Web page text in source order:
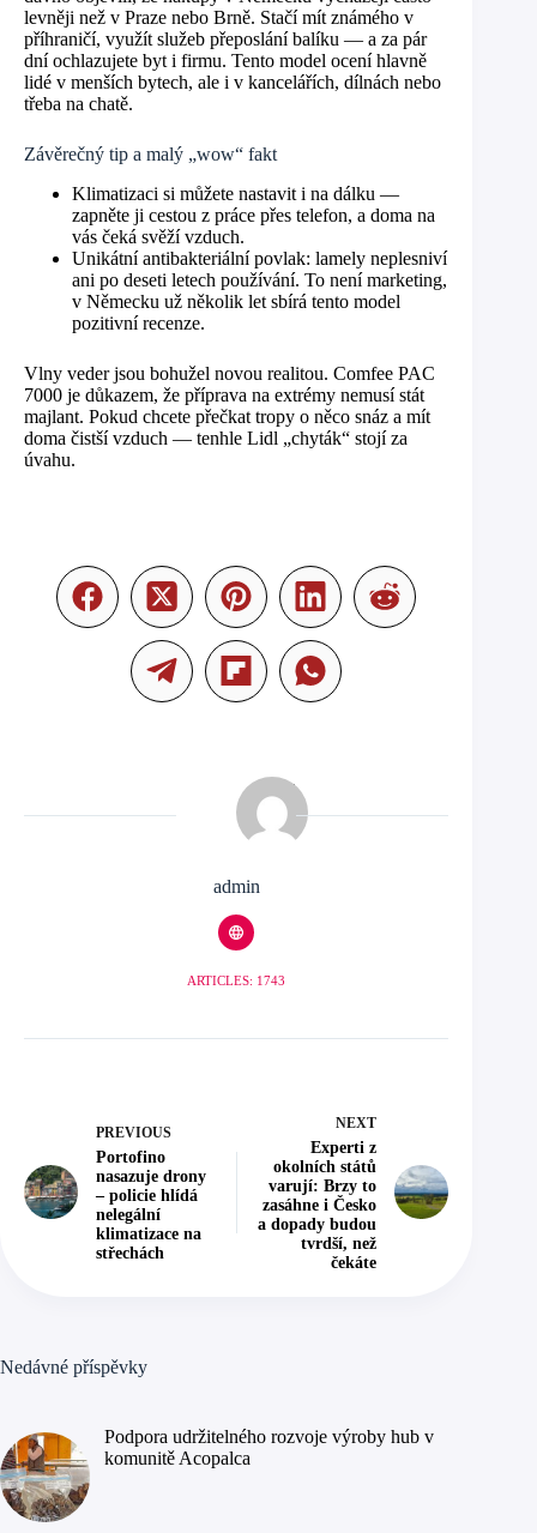
levněji než v Praze nebo Brně. Stačí mít známého v
příhraničí, využít služeb přeposlání balíku — a za pár
dní ochlazujete byt i firmu. Tento model ocení hlavně
lidé v menších bytech, ale i v kancelářích, dílnách nebo
třeba na chatě.
Závěrečný tip a malý „wow“ fakt
Klimatizaci si můžete nastavit i na dálku —
zapněte ji cestou z práce přes telefon, a doma na
vás čeká svěží vzduch.
Unikátní antibakteriální povlak: lamely neplesniví
ani po deseti letech používání. To není marketing,
v Německu už několik let sbírá tento model
pozitivní recenze.
Vlny veder jsou bohužel novou realitou. Comfee PAC
7000 je důkazem, že příprava na extrémy nemusí stát
majlant. Pokud chcete přečkat tropy o něco snáz a mít
doma čistší vzduch — tenhle Lidl „chyták“ stojí za
úvahu.
admin
ARTICLES: 1743
PREVIOUS
Portofino
nasazuje drony
– policie hlídá
nelegální
klimatizace na
střechách
NEXT
Experti z
okolních států
varují: Brzy to
zasáhne i Česko
a dopady budou
tvrdší, než
čekáte
Nedávné příspěvky
Podpora udržitelného rozvoje výroby hub v
komunitě Acopalca